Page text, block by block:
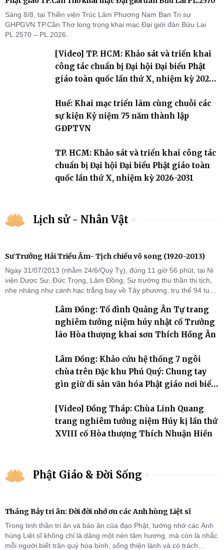
Sáng 8/8, tại Thiền viện Trúc Lâm Phương Nam Ban Trị sự
GHPGVN TP.Cần Thơ long trọng khai mạc Đại giới đàn Bửu Lai
PL.2570 – PL.2026.
[Video] TP. HCM: Khảo sát và triển khai
công tác chuẩn bị Đại hội Đại biểu Phật
giáo toàn quốc lần thứ X, nhiệm kỳ 2026-
Huế: Khai mạc triển lãm cùng chuỗi các
sự kiện Kỷ niệm 75 năm thành lập
GĐPTVN
TP. HCM: Khảo sát và triển khai công tác
chuẩn bị Đại hội Đại biểu Phật giáo toàn
quốc lần thứ X, nhiệm kỳ 2026-2031
Lịch sử - Nhân Vật
Sư Trưởng Hải Triều Âm- Tịch chiếu vô song (1920-2013)
Ngày 31/07/2013 (nhằm 24/6/Quý Tỵ), đúng 11 giờ 56 phút, tại Ni
viện Dược Sư, Đức Trọng, Lâm Đồng, Sư trưởng thu thần thị tịch,
nhẹ nhàng như cánh hạc trắng bay về Tây phương, trụ thế 94 tuổi
Lâm Đồng: Tổ đình Quảng Ân Tự trang
nghiêm tưởng niệm húy nhật cố Trưởng
lão Hòa thượng khai sơn Thích Hồng Ân
Lâm Đồng: Khảo cứu hệ thống 7 ngôi
chùa trên Đặc khu Phú Quý: Chung tay
gìn giữ di sản văn hóa Phật giáo nơi biển
[Video] Đồng Tháp: Chùa Linh Quang
trang nghiêm tưởng niệm Húy kị lần thứ
XVIII cố Hòa thượng Thích Nhuận Hiền
Phật Giáo & Đời Sống
Tháng Bảy tri ân: Đời đời nhớ ơn các Anh hùng Liệt sĩ
Trong tinh thần tri ân và báo ân của đạo Phật, tưởng nhớ các Anh
hùng Liệt sĩ không chỉ là dâng một nén tâm hương, mà còn là nhắc
mỗi người biết trân quý hòa bình, sống thiện lành và có trách